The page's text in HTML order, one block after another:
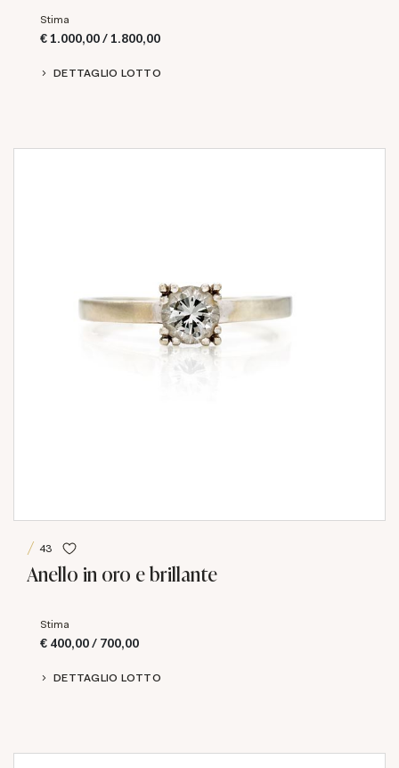
Stima
€ 1.000,00 / 1.800,00
DETTAGLIO LOTTO
43
Anello in oro e brillante
Stima
€ 400,00 / 700,00
DETTAGLIO LOTTO